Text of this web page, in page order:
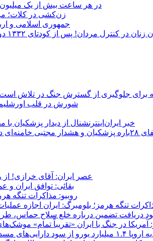
در هر ساعت بیش از یک
زن‌کشی در کلات؛
جمهوری اسلامی و اربعین ۱۴۰۵؛ هزینه هنگفت و
جلوگیری از گسترش جنگ در تلاش است
شورش در قلب
خبر ایران‌اینترنشنال از دیدار
تکذیب کرد
عصر ایران: آقای خرازی!
بقائی: توافق ایران
روبیو: مذاکرات تنگه
تنگه هرمز؛ بلومبرگ: ایران اجازه
وجود دریافت تضمین درباره خلع سلاح حماس،
آمریکا در جنگ با ایران «تقریباً تمام»
سود دارایی‌های مسدودشده روسیه را به اوکراین ‏اختصاص داد